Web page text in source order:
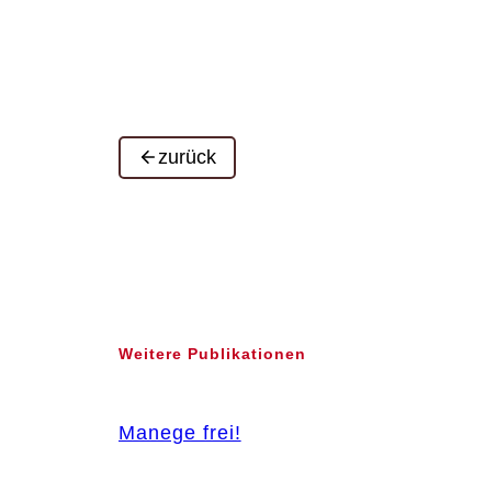
zurück
Weitere Publikationen
Manege frei!